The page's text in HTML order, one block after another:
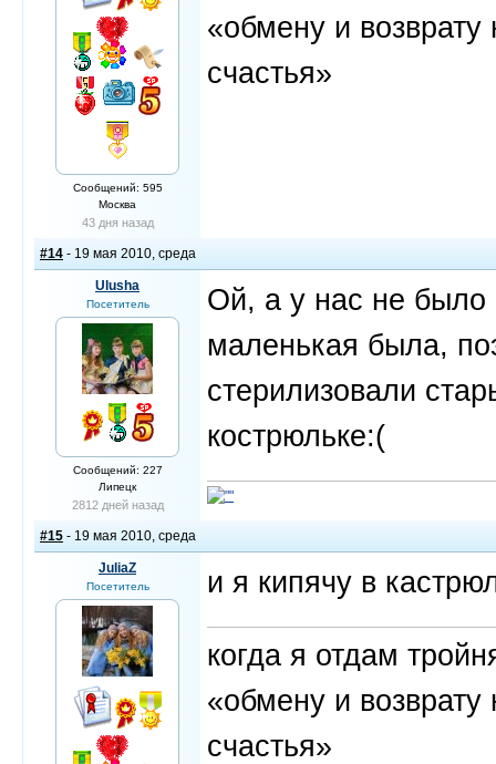
Сообщений: 595
Москва
43 дня назад
«обмену и
счастья»
#14 - 19 мая 2010, среда
Ulusha
Посетитель
Сообщений: 227
Липецк
2812 дней назад
Ой, а у нас не было
маленькая была,
стерилизовали
кострюльке:(
#15 - 19 мая 2010, среда
JuliaZ
Посетитель и я кипячу в
когда я отдам
«обмену и
счастья»